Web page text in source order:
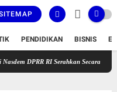
PENDIDIKAN BISNIS
V Tahun 2025-2026, H. Ahmad